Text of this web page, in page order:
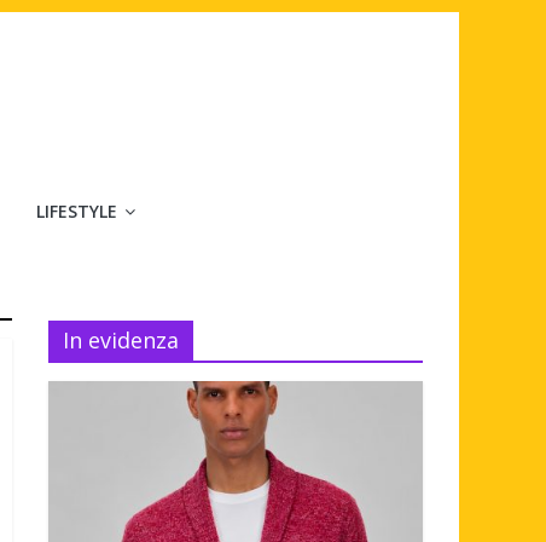
LIFESTYLE
In evidenza